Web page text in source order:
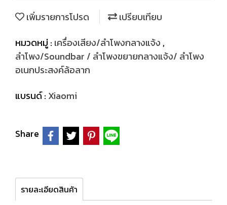
เพิ่มรายการโปรด
เปรียบเทียบ
หมวดหมู่ : เครื่องเสียง/ลำโพงกลางแจ้ง ,
ลำโพง/Soundbar / ลำโพงขยายกลางแจ้ง/ ลำโพง
อเนกประสงค์ล้อลาก
แบรนด์ : Xiaomi
Share
รายละเอียดสินค้า